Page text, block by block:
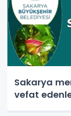
Sakarya
vefat